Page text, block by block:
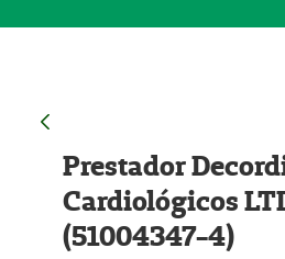
Prestador
Cardiológicos
(51004347-4)